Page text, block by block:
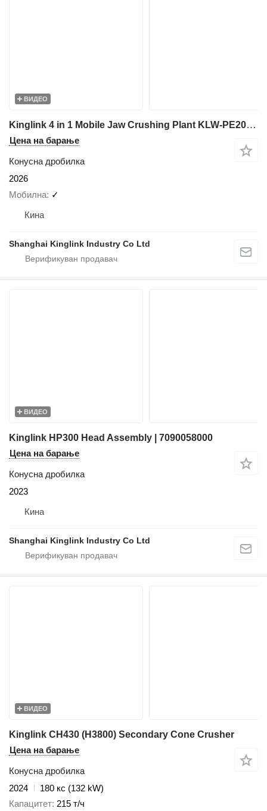
ВИДЕО
Kinglink 4 in 1 Mobile Jaw Crushing Plant KLW-PE2030C1000Y1548-2
Цена на барање
Конусна дробилка
2026
Мобилна ✓
Кина
Shanghai Kinglink Industry Co Ltd
ВИДЕО
Kinglink HP300 Head Assembly | 7090058000
Цена на барање
Конусна дробилка
2023
Кина
Shanghai Kinglink Industry Co Ltd
ВИДЕО
Kinglink CH430 (H3800) Secondary Cone Crusher
Цена на барање
Конусна дробилка
2024
180 кс (132 kW)
Капацитет 215 т/ч